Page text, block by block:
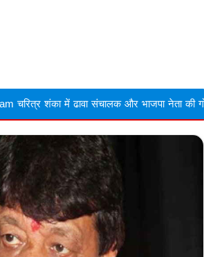
और भाजपा नेता की गोली मारकर हत्या